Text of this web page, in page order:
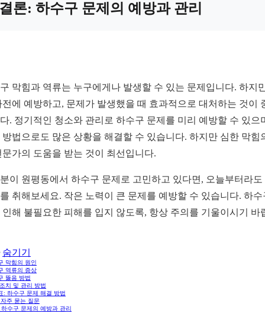
론: 하수구 문제의 예방과 관리
막힘과 역류는 누구에게나 발생할 수 있는 문제입니다. 하지
전에 예방하고, 문제가 발생했을 때 효과적으로 대처하는 것이
. 정기적인 청소와 관리로 하수구 문제를 미리 예방할 수 있으
방법으로도 많은 상황을 해결할 수 있습니다. 하지만 심한 막힘
문가의 도움을 받는 것이 최선입니다.
이 원평동에서 하수구 문제로 고민하고 있다면, 오늘부터라도
취해보세요. 작은 노력이 큰 문제를 예방할 수 있습니다. 하수
인해 불필요한 피해를 입지 않도록, 항상 주의를 기울이시기 바
숨기기
막힘의 원인
역류의 증상
뚫음 방법
치 및 관리 방법
: 하수구 문제 해결 방법
자주 묻는 질문
수구 문제의 예방과 관리